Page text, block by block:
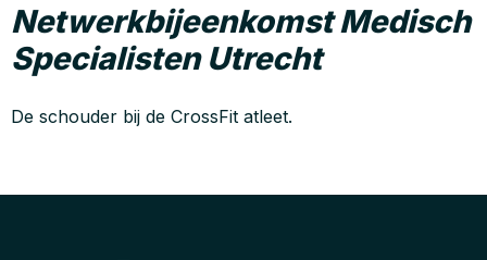
Netwerkbijeenkomst Medisch
Specialisten Utrecht
De schouder bij de CrossFit atleet.